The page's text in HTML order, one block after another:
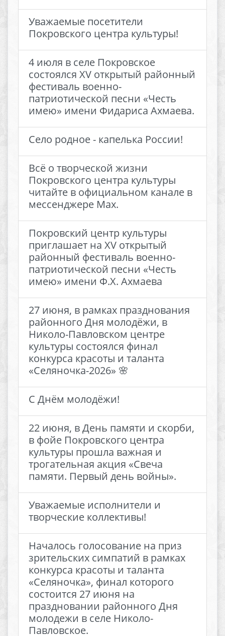
Уважаемые посетители
Покровского центра культуры!
4 июля в селе Покровское
состоялся XV открытый районный
фестиваль военно-
патриотической песни «Честь
имею» имени Фидариса Ахмаева.
Село родное - капелька России!
Всё о творческой жизни
Покровского центра культуры
читайте в официальном канале в
мессенджере Мах.
Покровский центр культуры
приглашает на XV открытый
районный фестиваль военно-
патриотической песни «Честь
имею» имени Ф.Х. Ахмаева
27 июня, в рамках празднования
районного Дня молодёжи, в
Николо-Павловском центре
культуры состоялся финал
конкурса красоты и таланта
«Селяночка-2026» 🌸
С Днём молодёжи!
22 июня, в День памяти и скорби,
в фойе Покровского центра
культуры прошла важная и
трогательная акция «Свеча
памяти. Первый день войны».
Уважаемые исполнители и
творческие коллективы!
Началось голосование на приз
зрительских симпатий в рамках
конкурса красоты и таланта
«Селяночка», финал которого
состоится 27 июня на
праздновании районного Дня
молодежи в селе Николо-
Павловское.